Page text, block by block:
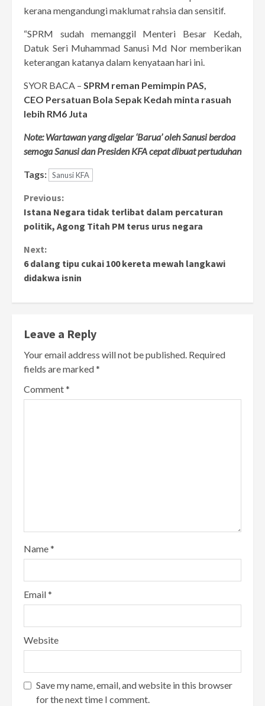
kerana mengandungi maklumat rahsia dan sensitif.
“SPRM sudah memanggil Menteri Besar Kedah,
Datuk Seri Muhammad Sanusi Md Nor memberikan
keterangan katanya dalam kenyataan hari ini.
SYOR BACA – SPRM reman Pemimpin PAS,
CEO Persatuan Bola Sepak Kedah minta rasuah
lebih RM6 Juta
Note: Wartawan yang digelar ‘Barua’ oleh Sanusi berdoa
semoga Sanusi dan Presiden KFA cepat dibuat pertuduhan
Tags: Sanusi KFA
Continue
Reading
Previous:
Istana Negara tidak terlibat dalam percaturan
politik, Agong Titah PM terus urus negara
Next:
6 dalang tipu cukai 100 kereta mewah langkawi
didakwa isnin
Leave a Reply
Your email address will not be published. Required
fields are marked*
Comment*
Name*
Email*
Website
Save my name, email, and website in this browser
for the next time I comment.